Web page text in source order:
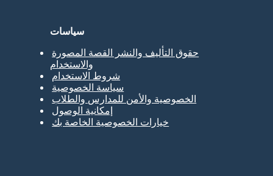
سياسات
حقوق التأليف والنشر القصة المصورة
والاستخدام
شروط الاستخدام
سياسة الخصوصية
الخصوصية والأمن للمدارس والطلاب
إمكانية الوصول
خيارات الخصوصية الخاصة بك